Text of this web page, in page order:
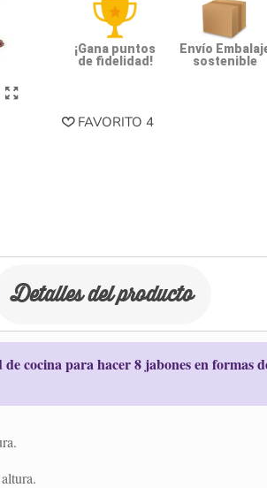
¡Gana puntos
de fidelidad!
Envío
sostenible
FAVORITO 4
Detalles del producto
de cocina para hacer 8 jabones en